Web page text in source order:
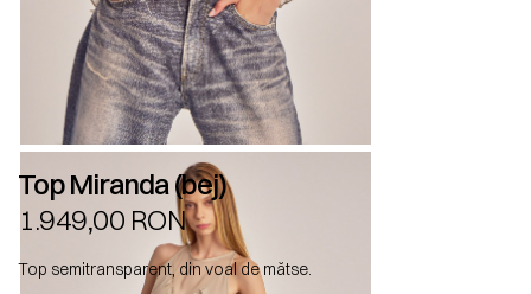
Top Miranda (bej)
1.949,00 RON
Top semitransparent, din voal de mătse.